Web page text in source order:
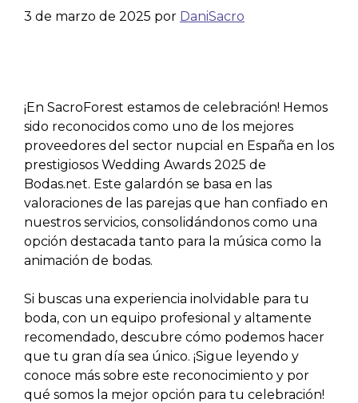
3 de marzo de 2025 por DaniSacro
¡En SacroForest estamos de celebración! Hemos
sido reconocidos como uno de los mejores
proveedores del sector nupcial en España en los
prestigiosos Wedding Awards 2025 de
Bodas.net. Este galardón se basa en las
valoraciones de las parejas que han confiado en
nuestros servicios, consolidándonos como una
opción destacada tanto para la música como la
animación de bodas.
Si buscas una experiencia inolvidable para tu
boda, con un equipo profesional y altamente
recomendado, descubre cómo podemos hacer
que tu gran día sea único. ¡Sigue leyendo y
conoce más sobre este reconocimiento y por
qué somos la mejor opción para tu celebración!